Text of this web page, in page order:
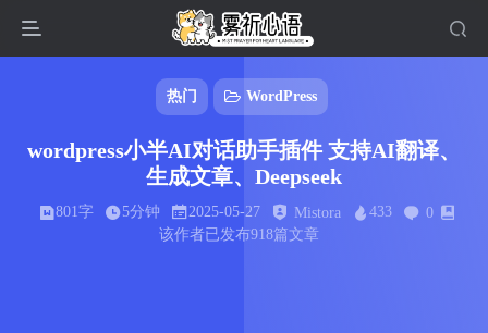
热门 WordPress
wordpress小半AI对话助手插件 支持AI翻译、
生成文章、Deepseek
801字 5分钟 2025-05-27 Mistora 433
0
该作者已发布918篇文章